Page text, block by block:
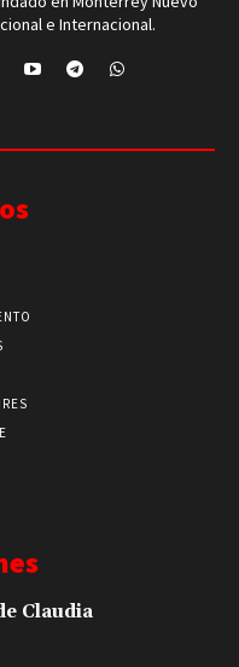
e Internacional.
Claudia